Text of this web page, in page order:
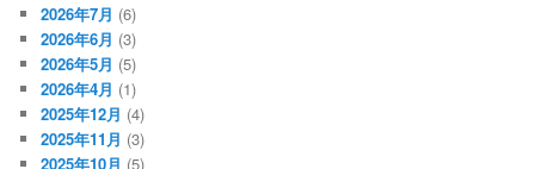
2026年7月 (6)
2026年6月 (3)
2026年5月 (5)
2026年4月 (1)
2025年12月 (4)
2025年11月 (3)
2025年10月 (5)